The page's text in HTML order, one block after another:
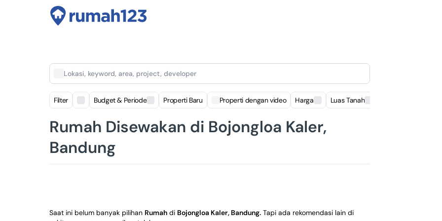
Lokasi, keyword, area, project, developer
Filter Budget & Periode Properti Baru Properti dengan video Harga Luas Tanah
Rumah Disewakan di Bojongloa Kaler,
Bandung
Saat ini belum banyak pilihan Rumah di Bojongloa Kaler, Bandung. Tapi ada rekomendasi lain di